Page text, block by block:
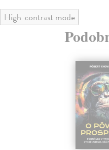
High-contrast mode